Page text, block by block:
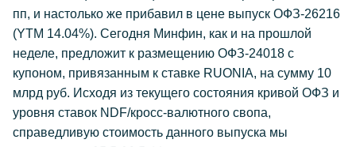
пп, и настолько же прибавил в цене выпуск ОФЗ-26216
(YTM 14.04%). Сегодня Минфин, как и на прошлой
неделе, предложит к размещению ОФЗ-24018 с
купоном, привязанным к ставке RUONIA, на сумму 10
млрд руб. Исходя из текущего состояния кривой ОФЗ и
уровня ставок NDF/кросс-валютного свопа,
справедливую стоимость данного выпуска мы